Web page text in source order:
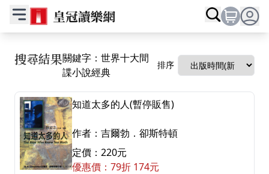
搜尋結果關鍵字：世界十大間
諜小說經典
排序
知道太多的人(暫停販售)
作者：吉爾勃．卻斯特頓
定價：220元
優惠價：79折 174元